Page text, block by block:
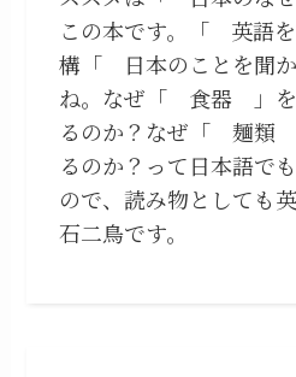
この本です。「 英語
構「 日本のことを聞
ね。なぜ「 食器 」を
るのか？なぜ「 麺類
るのか？って日本語で
ので、読み物としても
石二鳥です。